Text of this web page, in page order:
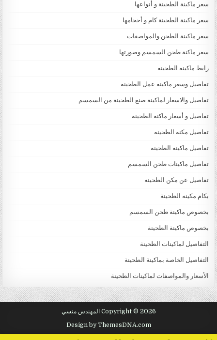
سعر ماكينة الطحينة و أنواعها
سعر ماكينة الطحينة كام و أحجامها
سعر ماكينة الطحن والمواصفات
سعر ماكنة طحن السمسم وصورتها
رابط ماكينه الطحينه
تفاصيل وسعر ماكينه عمل الطحينه
تفاصيل والاسعار لماكينة صنع الطحينة من السمسم
تفاصيل و أسعار ماكنة الطحينة
تفاصيل مكنه الطحينه
تفاصيل ماكينة الطحينه
تفاصيل ماكينات طحن السمسم
تفاصيل عن مكن الطحينه
بكام مكينه الطحينة
بخصوص ماكينة طحن السمسم
بخصوص ماكينة الطحينة
التفاصيل لماكينات الطحينة
التفاصيل الخاصة بماكينة الطحينة
الأسعار والمواصفات لماكينات الطحينة
Copyright © 2026 المهندس منسي
Design by ThemesDNA.com